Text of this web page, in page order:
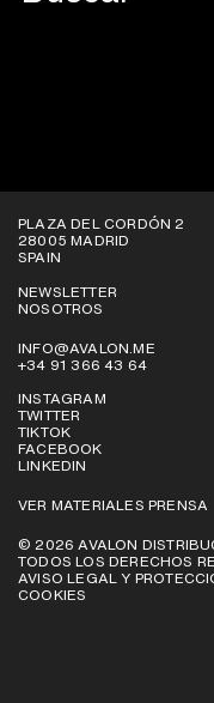
PLAZA DEL CORDÓN 2
28005 MADRID
SPAIN
NEWSLETTER
NOSOTROS
INFO@AVALON.ME
+34 91 366 43 64
INSTAGRAM
TWITTER
TIKTOK
FACEBOOK
LINKEDIN
VER MATERIALES PRENSA
© 2026 AVALON
TODOS LOS DERECHOS
AVISO LEGAL Y
COOKIES